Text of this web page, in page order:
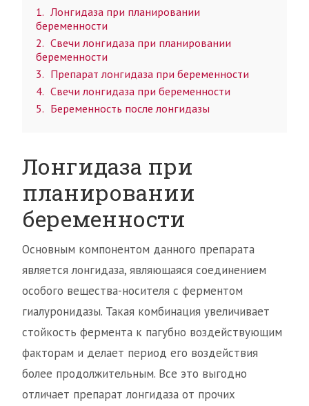
1
Лонгидаза при планировании
беременности
2
Свечи лонгидаза при планировании
беременности
3
Препарат лонгидаза при беременности
4 Свечи лонгидаза при беременности
5
Беременность после лонгидазы
Лонгидаза при
планировании
беременности
Основным компонентом данного препарата
является лонгидаза, являющаяся соединением
особого вещества-носителя с ферментом
гиалуронидазы. Такая комбинация увеличивает
стойкость фермента к пагубно воздействующим
факторам и делает период его воздействия
более продолжительным. Все это выгодно
отличает препарат лонгидаза от прочих